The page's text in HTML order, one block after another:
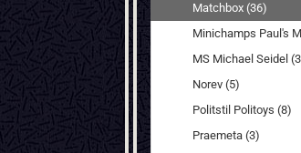
Matchbox (36)
Minichamps Paul's
MS Michael Seidel
Norev (5)
Politstil Politoys (8)
Praemeta (3)